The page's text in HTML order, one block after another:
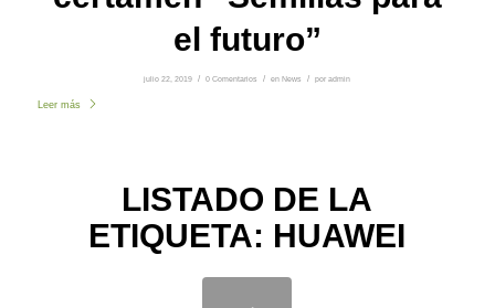
el futuro”
julio 22, 2019 / 0 Comentarios / enNews / poradmin
Leer más
LISTADO DE LA
ETIQUETA: HUAWEI